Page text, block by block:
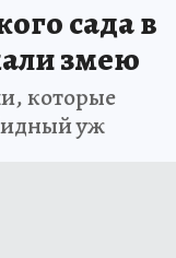
сада в
змею
которые
уж